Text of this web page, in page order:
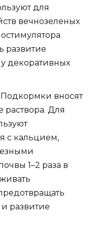
для
вечнозеленых
развитие
декоративных
вносят
Для
с кальцием,
1–2 раза в
развитие